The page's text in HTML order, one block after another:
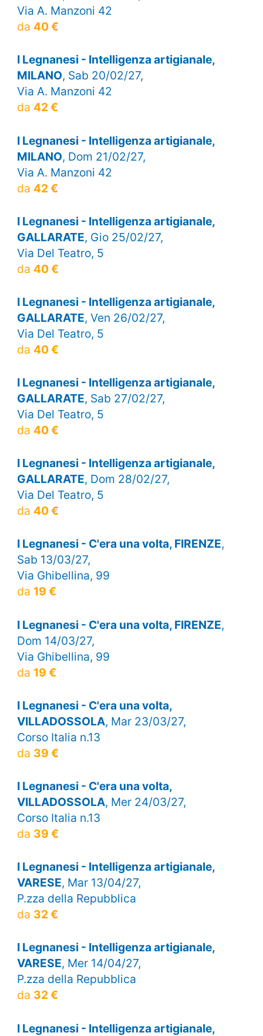
Via A. Manzoni 42
da 40 €
I Legnanesi - Intelligenza artigianale,
MILANO, Sab 20/02/27,
Via A. Manzoni 42
da 42 €
I Legnanesi - Intelligenza artigianale,
MILANO, Dom 21/02/27,
Via A. Manzoni 42
da 42 €
I Legnanesi - Intelligenza artigianale,
GALLARATE, Gio 25/02/27,
Via Del Teatro, 5
da 40 €
I Legnanesi - Intelligenza artigianale,
GALLARATE, Ven 26/02/27,
Via Del Teatro, 5
da 40 €
I Legnanesi - Intelligenza artigianale,
GALLARATE, Sab 27/02/27,
Via Del Teatro, 5
da 40 €
I Legnanesi - Intelligenza artigianale,
GALLARATE, Dom 28/02/27,
Via Del Teatro, 5
da 40 €
I Legnanesi - C'era una volta, FIRENZE,
Sab 13/03/27,
Via Ghibellina, 99
da 19 €
I Legnanesi - C'era una volta, FIRENZE,
Dom 14/03/27,
Via Ghibellina, 99
da 19 €
I Legnanesi - C'era una volta,
VILLADOSSOLA, Mar 23/03/27,
Corso Italia n.13
da 39 €
I Legnanesi - C'era una volta,
VILLADOSSOLA, Mer 24/03/27,
Corso Italia n.13
da 39 €
I Legnanesi - Intelligenza artigianale,
VARESE, Mar 13/04/27,
P.zza della Repubblica
da 32 €
I Legnanesi - Intelligenza artigianale,
VARESE, Mer 14/04/27,
P.zza della Repubblica
da 32 €
I Legnanesi - Intelligenza artigianale,